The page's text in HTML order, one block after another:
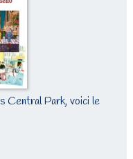
Central Park, voici le